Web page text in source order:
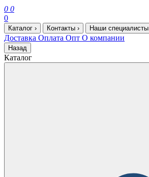
0 0
0
Каталог › Контакты › Наши специалисты
Доставка Оплата Опт О компании
Назад
Каталог